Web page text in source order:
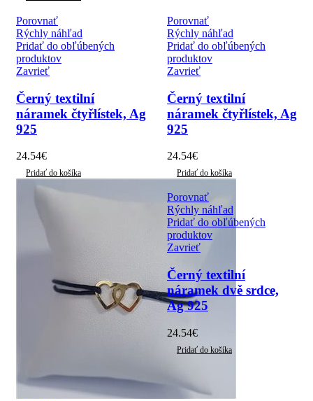
Porovnať
Rýchly náhľad
Pridať do obľúbených
produktov
Zavrieť
Černý textilní
náramek čtyřlístek, Ag
925
24.54€
Pridať do košíka
Porovnať
Rýchly náhľad
Pridať do obľúbených
produktov
Zavrieť
Černý textilní
náramek čtyřlístek, Ag
925
24.54€
Pridať do košíka
Porovnať
Rýchly náhľad
Pridať do obľúbených
produktov
Zavrieť
Černý textilní
náramek dvě srdce,
Ag 925
24.54€
Pridať do košíka